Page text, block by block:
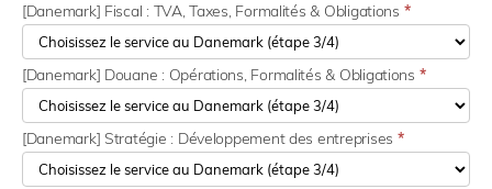
[Danemark] Fiscal : TVA, Taxes, Formalités & Obligations *
[Danemark] Douane : Opérations, Formalités & Obligations *
[Danemark] Stratégie : Développement des entreprises *